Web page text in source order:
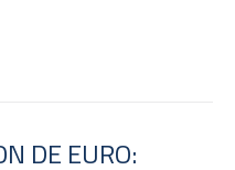
DE EURO: